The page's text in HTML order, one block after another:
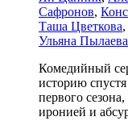
Сафронов,
Таша Цветкова,
Ульяна Пылаева
Комедийный
историю
первого
иронией и